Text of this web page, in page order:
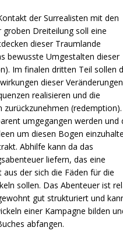
der Surrealisten mit den
groben Dreiteilung soll eine
dieser Traumlande
bewusste Umgestalten dieser
Im finalen dritten Teil sollen
dieser
realisieren und die
zurückzunehmen
umgegangen werden und
um diesen Bogen
Abhilfe kann da das
liefern, das eine
der sich die Fäden für die
sollen. Das Abenteuer ist
gut strukturiert und
einer Kampagne bilden
abfangen.